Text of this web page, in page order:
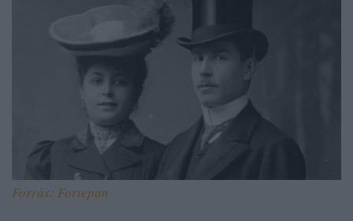
Forrás: Fortepan